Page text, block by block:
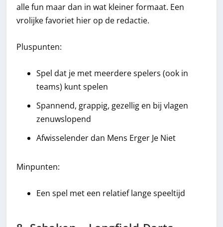
alle fun maar dan in wat kleiner formaat. Een
vrolijke favoriet hier op de redactie.
Pluspunten:
Spel dat je met meerdere spelers (ook in
teams) kunt spelen
Spannend, grappig, gezellig en bij vlagen
zenuwslopend
Afwisselender dan Mens Erger Je Niet
Minpunten:
Een spel met een relatief lange speeltijd